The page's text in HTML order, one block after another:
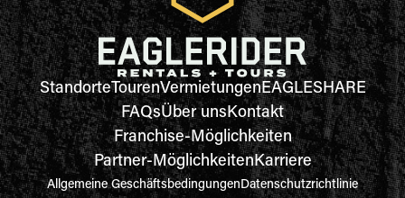
StandorteTourenVermietungenEAGLESHARE
FAQsÜber unsKontakt
Franchise-Möglichkeiten
Partner-MöglichkeitenKarriere
Allgemeine GeschäftsbedingungenDatenschutzrichtlinie